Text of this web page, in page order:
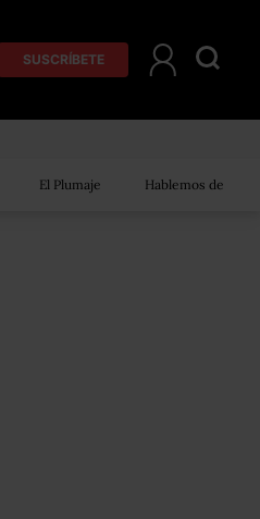
SUSCRÍBETE
El Plumaje Hablemos de